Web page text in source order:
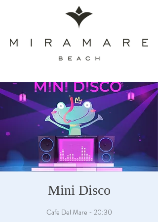
Mini Disco
Cafe Del Mare - 20:30